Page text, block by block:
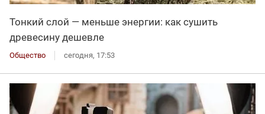
Тонкий слой — меньше энергии: как сушить
древесину дешевле
Общество сегодня, 17:53